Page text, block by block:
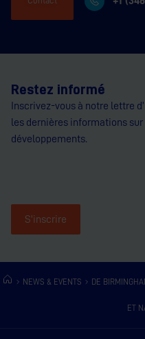
Restez informé
Inscrivez-vous à notre lettre
les dernières informations
développements.
S'inscrire
NEWS & EVENTS DE
ET